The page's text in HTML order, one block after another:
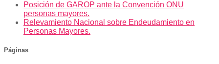
Posición de GAROP ante la Convención ONU
personas mayores.
Relevamiento Nacional sobre Endeudamiento en
Personas Mayores.
Páginas